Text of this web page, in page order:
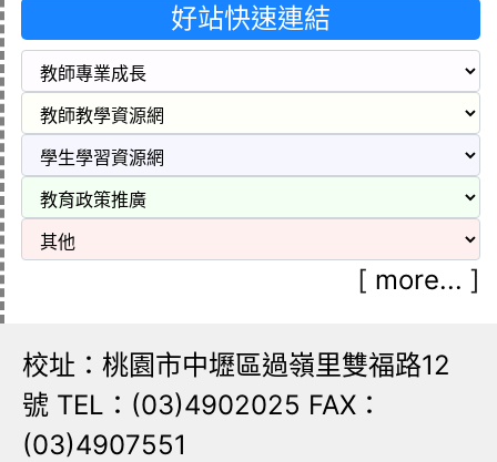
好站快速連結
[ more... ]
校址：桃園市中壢區過嶺里雙福路12
號 TEL：(03)4902025 FAX：
(03)4907551